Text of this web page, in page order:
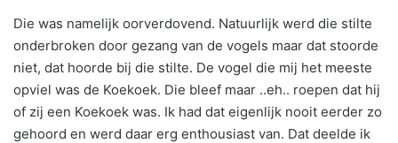
Die was namelijk oorverdovend. Natuurlijk werd die stilte
onderbroken door gezang van de vogels maar dat stoorde
niet, dat hoorde bij die stilte. De vogel die mij het meeste
opviel was de Koekoek. Die bleef maar ..eh.. roepen dat hij
of zij een Koekoek was. Ik had dat eigenlijk nooit eerder zo
gehoord en werd daar erg enthousiast van. Dat deelde ik